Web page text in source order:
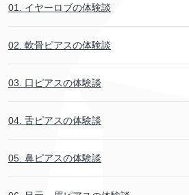
01. イヤーロブの体験談
02. 軟骨ピアスの体験談
03. 口ピアスの体験談
04. 舌ピアスの体験談
05. 鼻ピアスの体験談